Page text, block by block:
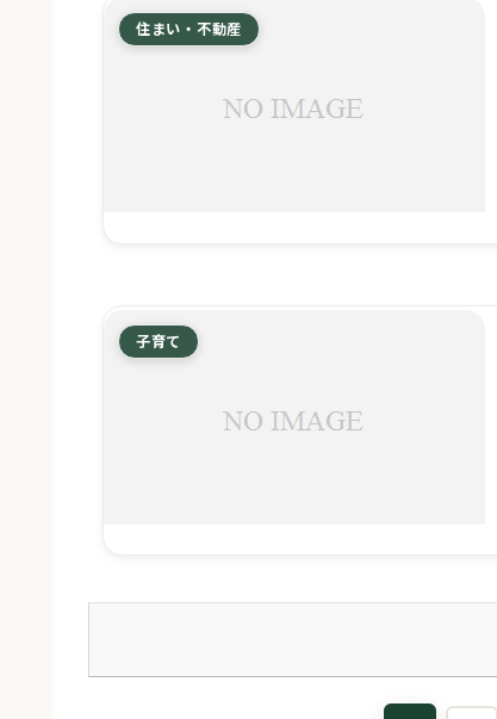
住まい・不動産
子育て